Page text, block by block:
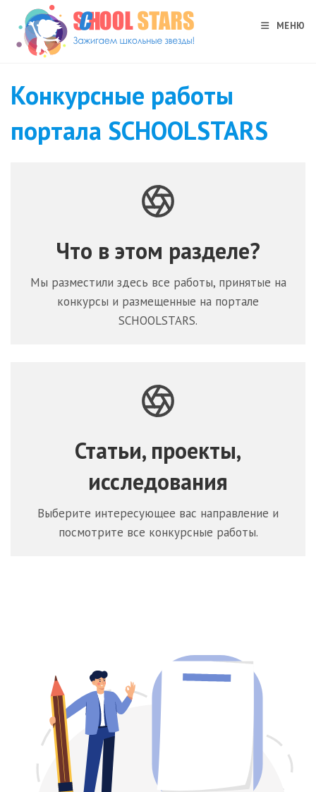
Перейти
содержимому
МЕНЮ
Конкурсные работы
портала SCHOOLSTARS
Что в этом разделе?
Мы разместили здесь все работы, принятые на
конкурсы и размещенные на портале
SCHOOLSTARS.
Статьи, проекты,
исследования
Выберите интересующее вас направление и
посмотрите все конкурсные работы.